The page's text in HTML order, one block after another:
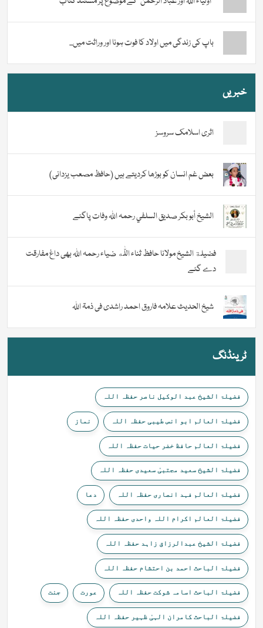
باپ کی زندگی میں اولاد کا فوت ہونا اور وراثت میں...
خبریں
اثری اسلامک سروسز
بعض غم انسان کو بوڑھا کردیتے ہیں (حافظ مصعب یزدانی)
الشيخ أبو بكر صديق السلفي رحمہ اللہ وفات پاگئے
فضیلة الشيخ مولانا حافظ ثناء اللّٰه ضیاء رحمہ اللہ بھی داغ مفارقت
دے گئے
شیخ الحدیث علامہ فاروق احمد راشدی فی ذمۃ اللہ
ٹرینڈنگ
فضیلۃ الشیخ عبد الوکیل ناصر حفظہ اللہ
فضیلۃ العالم ابو انس طیبی حفظہ اللہ نماز
فضیلۃ العالم حافظ خضر حیات حفظہ اللہ
فضیلۃ الشیخ سعید مجتبیٰ سعیدی حفظہ اللہ
فضیلۃ العالم فہد انصاری حفظہ اللہ دعا
فضیلۃ العالم اکرام اللہ واحدی حفظہ اللہ
فضیلۃ الشیخ عبدالرزاق زاہد حفظہ اللہ
فضیلۃ الباحث احمد بن احتشام حفظہ اللہ
فضیلۃ الباحث اسامہ شوکت حفظہ اللہ عورت جنت
فضیلۃ الباحث کامران الہیٰ ظہیر حفظہ اللہ